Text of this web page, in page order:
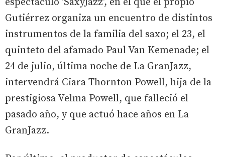
Gutiérrez organiza un encuentro de distintos
instrumentos de la familia del saxo; el 23, el
quinteto del afamado Paul Van Kemenade; el
24 de julio, última noche de La GranJazz,
intervendrá Ciara Thornton Powell, hija de la
prestigiosa Velma Powell, que falleció el
pasado año, y que actuó hace años en La
GranJazz.